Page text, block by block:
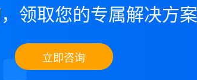
领取您的专属解决方案
立即咨询